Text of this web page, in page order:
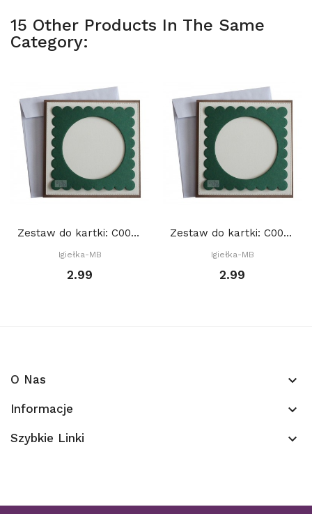
15 Other Products In The Same
Category:
Zestaw do kartki: C001 S10a, Baza 15x15 cm:...
Igiełka-MB
2.99
Zestaw do kartki: C001 S10a, Baza 15x15 cm:...
Igiełka-MB
2.99
O Nas keyboard_arrow_down
Informacje keyboard_arrow_down
Szybkie Linki keyboard_arrow_down